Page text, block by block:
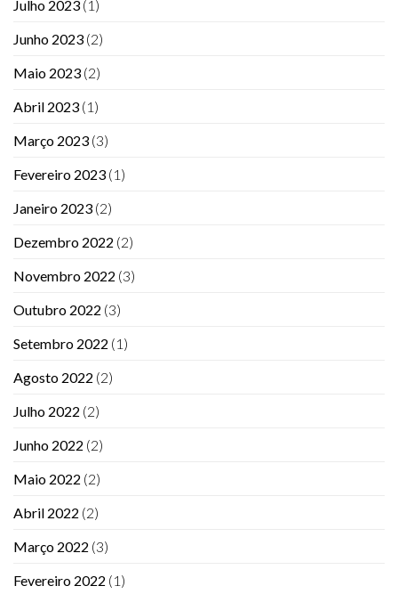
Julho 2023 (1)
Junho 2023 (2)
Maio 2023 (2)
Abril 2023 (1)
Março 2023 (3)
Fevereiro 2023 (1)
Janeiro 2023 (2)
Dezembro 2022 (2)
Novembro 2022 (3)
Outubro 2022 (3)
Setembro 2022 (1)
Agosto 2022 (2)
Julho 2022 (2)
Junho 2022 (2)
Maio 2022 (2)
Abril 2022 (2)
Março 2022 (3)
Fevereiro 2022 (1)